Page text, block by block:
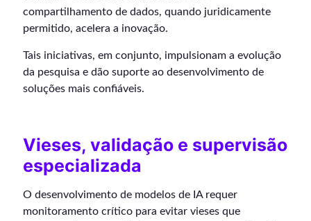
compartilhamento de dados, quando juridicamente
permitido, acelera a inovação.
Tais iniciativas, em conjunto, impulsionam a evolução
da pesquisa e dão suporte ao desenvolvimento de
soluções mais confiáveis.
Vieses, validação e supervisão
especializada
O desenvolvimento de modelos de IA requer
monitoramento crítico para evitar vieses que